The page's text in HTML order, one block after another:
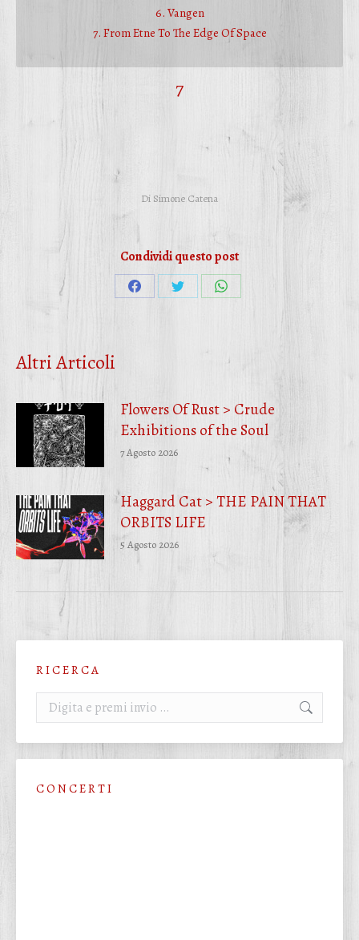
6. Vangen
7. From Etne To The Edge Of Space
7
Di Simone Catena
Condividi questo post
CondividiCondividiCondividi
Altri Articoli
Flowers Of Rust > Crude
Exhibitions of the Soul
7 Agosto 2026
Haggard Cat > THE PAIN THAT
ORBITS LIFE
5 Agosto 2026
R I C E R C A
Cerca:
C O N C E R T I